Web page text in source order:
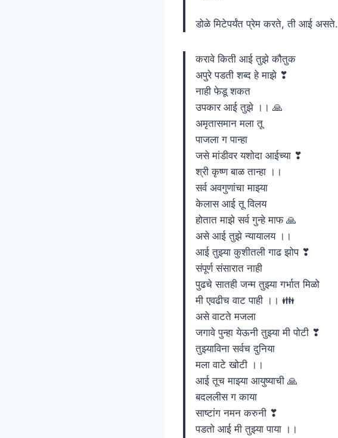
डोळे मिटेपर्यंत प्रेम करते, ती आई असते.
करावे किती आई तुझे कौतुक
अपुरे पडती शब्द हे माझे ❣
नाही फेडू शकत
उपकार आई तुझे ।। 🙏
अमृतासमान मला तू
पाजला ग पान्हा
जसे मांडीवर यशोदा आईच्या ❣
श्री कृष्ण बाळ तान्हा ।।
सर्व अवगुणांचा माझ्या
केलास आई तू विलय
होतात माझे सर्व गुन्हे माफ 🙏
असे आई तुझे न्यायालय ।।
आई तुझ्या कुशीतली गाढ झोप ❣
संपूर्ण संसारात नाही
पुढचे सातही जन्म तुझ्या गर्भात मिळो
मी एवढीच वाट पाही ।। 👪
असे वाटते मजला
जगावे पुन्हा येऊनी तुझ्या मी पोटी ❣
तुझ्याविना सर्वच दुनिया
मला वाटे खोटी ।।
आई तूच माझ्या आयुष्याची 🙏
बदललीस ग काया
साष्टांग नमन करुनी ❣
पडतो आई मी तुझ्या पाया ।।